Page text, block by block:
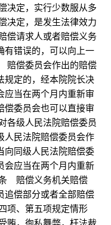
定，实行少数服从多
定，是发生法律效力
请求人或者赔偿义务
有错误的，可以向上一
偿委员会作出的赔偿
规定的，经本院院长决
应当在两个月内重新审
偿委员会也可以直接审
级人民法院赔偿委员
人民法院赔偿委员会作
向同级人民法院赔偿委
会应当在两个月内重新
赔偿义务机关赔偿
追偿部分或者全部赔偿
、第五项规定情形
，徇私舞弊，枉法裁